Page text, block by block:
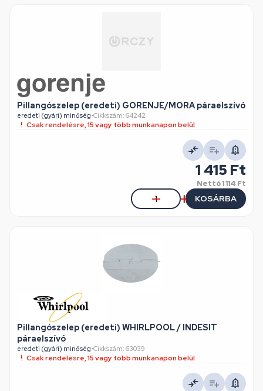
Pillangószelep (eredeti) GORENJE/MORA páraelszívó
eredeti (gyári) minőség•Cikkszám: 64242
Csak rendelésre, 15 vagy több munkanapon belül
1 415 Ft
Nettó1 114 Ft
KOSÁRBA
Pillangószelep (eredeti) WHIRLPOOL / INDESIT
páraelszívó
eredeti (gyári) minőség•Cikkszám: 63039
Csak rendelésre, 15 vagy több munkanapon belül